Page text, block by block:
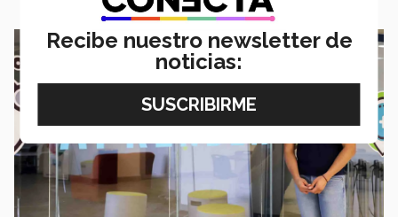
Recibe nuestro newsletter de
noticias: